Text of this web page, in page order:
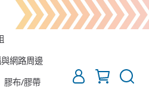
網路周邊
膠布/膠帶